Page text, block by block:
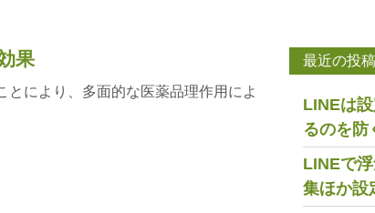
果
とにより、多面的な医薬品理作用によ
最近の投稿
LINEは
るのを防
LINEで
集ほか設